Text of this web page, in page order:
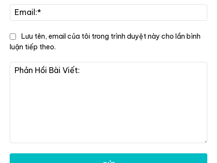
Lưu tên, email của tôi trong trình duyệt này cho lần bình
luận tiếp theo.